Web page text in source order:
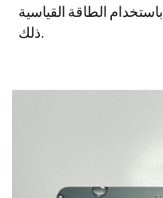
باستخدام الطاقة القياسية FR / US / UK / CN إذا طلب
ذلك.